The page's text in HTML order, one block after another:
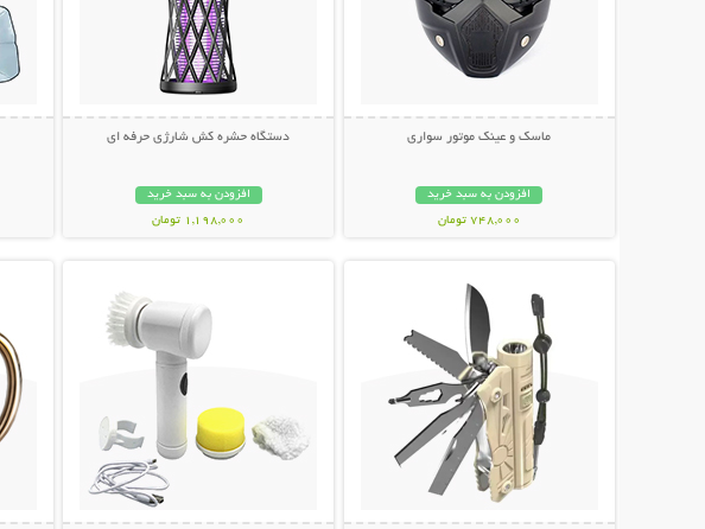
ماسک و عینک موتور سواری
افزودن به سبد خرید
748,000 تومان
دستگاه حشره کش شارژی حرفه ای
افزودن به سبد خرید
1,198,000 تومان